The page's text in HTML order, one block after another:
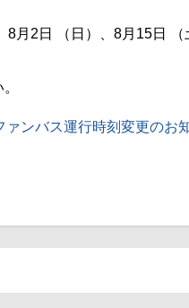
月2日 （日）、8月15日
ンバス運行時刻変更のお